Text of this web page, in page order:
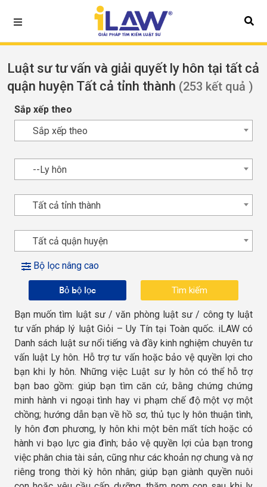
Luật sư tư vấn và giải quyết ly hôn tại tất cả
quận huyện Tất cả tỉnh thành (253 kết quả )
Sắp xếp theo
Sắp xếp theo
--Ly hôn
Tất cả tỉnh thành
Tất cả quận huyện
Bộ lọc nâng cao
Bỏ bộ lọc
Bạn muốn tìm luật sư / văn phòng luật sư / công ty luật
tư vấn pháp lý luật Giỏi – Uy Tín tại Toàn quốc. iLAW có
Danh sách luật sư nổi tiếng và đầy kinh nghiệm chuyên tư
vấn luật Ly hôn. Hỗ trợ tư vấn hoặc bảo vệ quyền lợi cho
bạn khi ly hôn. Những việc Luật sư ly hôn có thể hỗ trợ
bạn bao gồm: giúp bạn tìm căn cứ, bằng chứng chứng
minh hành vi ngoại tình hay vi phạm chế độ một vợ một
chồng; hướng dẫn bạn về hồ sơ, thủ tục ly hôn thuận tình,
ly hôn đơn phương, ly hôn khi một bên mất tích hoặc có
hành vi bạo lực gia đình; bảo vệ quyền lợi của bạn trong
việc phân chia tài sản, cũng như các khoản nợ chung và nợ
riêng trong thời kỳ hôn nhân; giúp bạn giành quyền nuôi